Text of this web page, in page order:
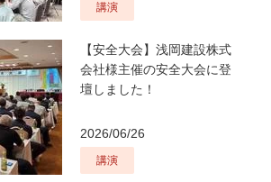
講演
【安全大会】浅岡建設株式
会社様主催の安全大会に登
壇しました！
2026/06/26
講演